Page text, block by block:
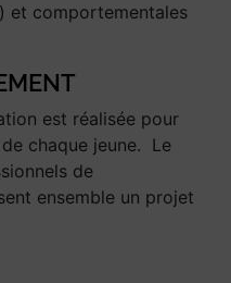
et comportementales
est réalisée pour
chaque jeune. Le
de
ensemble un projet